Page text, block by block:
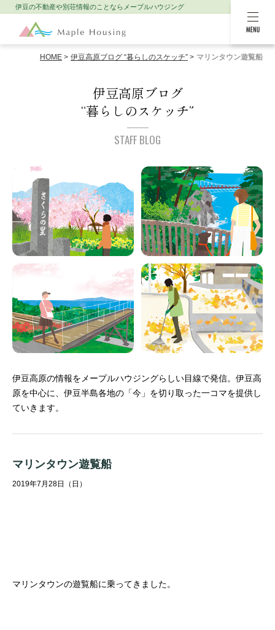
MENU
伊豆の不動産や別荘情報のことなら メープルハウジング
HOME 伊豆高原ブログ “暮らしのスケッチ” マリンタウン遊覧船
伊豆高原ブログ
“暮らしのスケッチ”
STAFF BLOG
伊豆高原の情報をメープルハウジングらしい目線で発信。 伊豆高
原を中心に、伊豆半島各地の「今」を切り取った一コマを提供し
ていきます。
マリンタウン遊覧船
2019年7月28日（日）
マリンタウンの遊覧船に乗ってきました。